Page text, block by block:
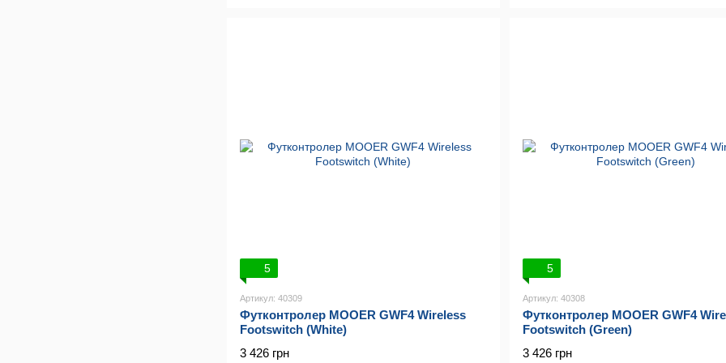
5
Артикул: 40309
Футконтролер MOOER GWF4 Wireless
Footswitch (White)
3 426 грн
5
Артикул: 40308
Футконтролер MOOER GWF4
Footswitch (Green)
3 426 грн